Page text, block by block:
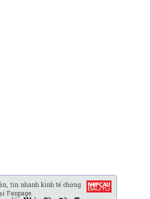
tin nhanh kinh tế chứng
Fanpage.